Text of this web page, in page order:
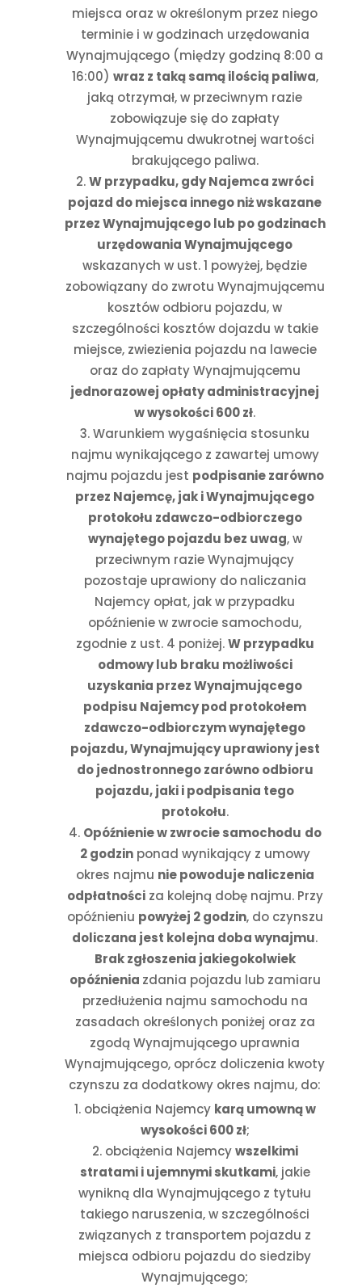
miejsca oraz w określonym przez niego
terminie i w godzinach urzędowania
Wynajmującego (między godziną 8:00 a
16:00) wraz z taką samą ilością paliwa,
jaką otrzymał, w przeciwnym razie
zobowiązuje się do zapłaty
Wynajmującemu dwukrotnej wartości
brakującego paliwa.
W przypadku, gdy Najemca zwróci
pojazd do miejsca innego niż wskazane
przez Wynajmującego lub po godzinach
urzędowania Wynajmującego
wskazanych w ust. 1 powyżej, będzie
zobowiązany do zwrotu Wynajmującemu
kosztów odbioru pojazdu, w
szczególności kosztów dojazdu w takie
miejsce, zwiezienia pojazdu na lawecie
oraz do zapłaty Wynajmującemu
jednorazowej opłaty administracyjnej
w wysokości 600 zł.
Warunkiem wygaśnięcia stosunku
najmu wynikającego z zawartej umowy
najmu pojazdu jest podpisanie zarówno
przez Najemcę, jak i Wynajmującego
protokołu zdawczo-odbiorczego
wynajętego pojazdu bez uwag, w
przeciwnym razie Wynajmujący
pozostaje uprawiony do naliczania
Najemcy opłat, jak w przypadku
opóźnienie w zwrocie samochodu,
zgodnie z ust. 4 poniżej.W przypadku
odmowy lub braku możliwości
uzyskania przez Wynajmującego
podpisu Najemcy pod protokołem
zdawczo-odbiorczym wynajętego
pojazdu, Wynajmujący uprawiony jest
do jednostronnego zarówno odbioru
pojazdu, jaki i podpisania tego
protokołu.
Opóźnienie w zwrocie samochodu do
2 godzinponad wynikający z umowy
okres najmu nie powoduje naliczenia
odpłatnościza kolejną dobę najmu. Przy
opóźnieniu powyżej 2 godzin, do czynszu
doliczana jest kolejna doba wynajmu.
Brak zgłoszenia jakiegokolwiek
opóźnienia zdania pojazdu lub zamiaru
przedłużenia najmu samochodu na
zasadach określonych poniżej oraz za
zgodą Wynajmującego uprawnia
Wynajmującego, oprócz doliczenia kwoty
czynszu za dodatkowy okres najmu, do:
obciążenia Najemcy karą umowną w
wysokości 600 zł;
obciążenia Najemcywszelkimi
stratami i ujemnymi skutkami, jakie
wynikną dla Wynajmującego z tytułu
takiego naruszenia, w szczególności
związanych z transportem pojazdu z
miejsca odbioru pojazdu do siedziby
Wynajmującego;